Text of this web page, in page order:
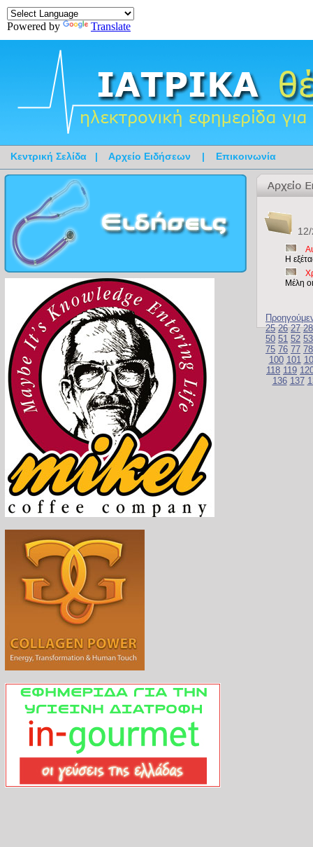
Powered by Translate
Κεντρική Σελίδα | Αρχείο Ειδήσεων | Επικοινωνία
Η
Μέλη
25 26 27 28
50 51 52 53
75 76 77 78
100 101
118 119
136 137